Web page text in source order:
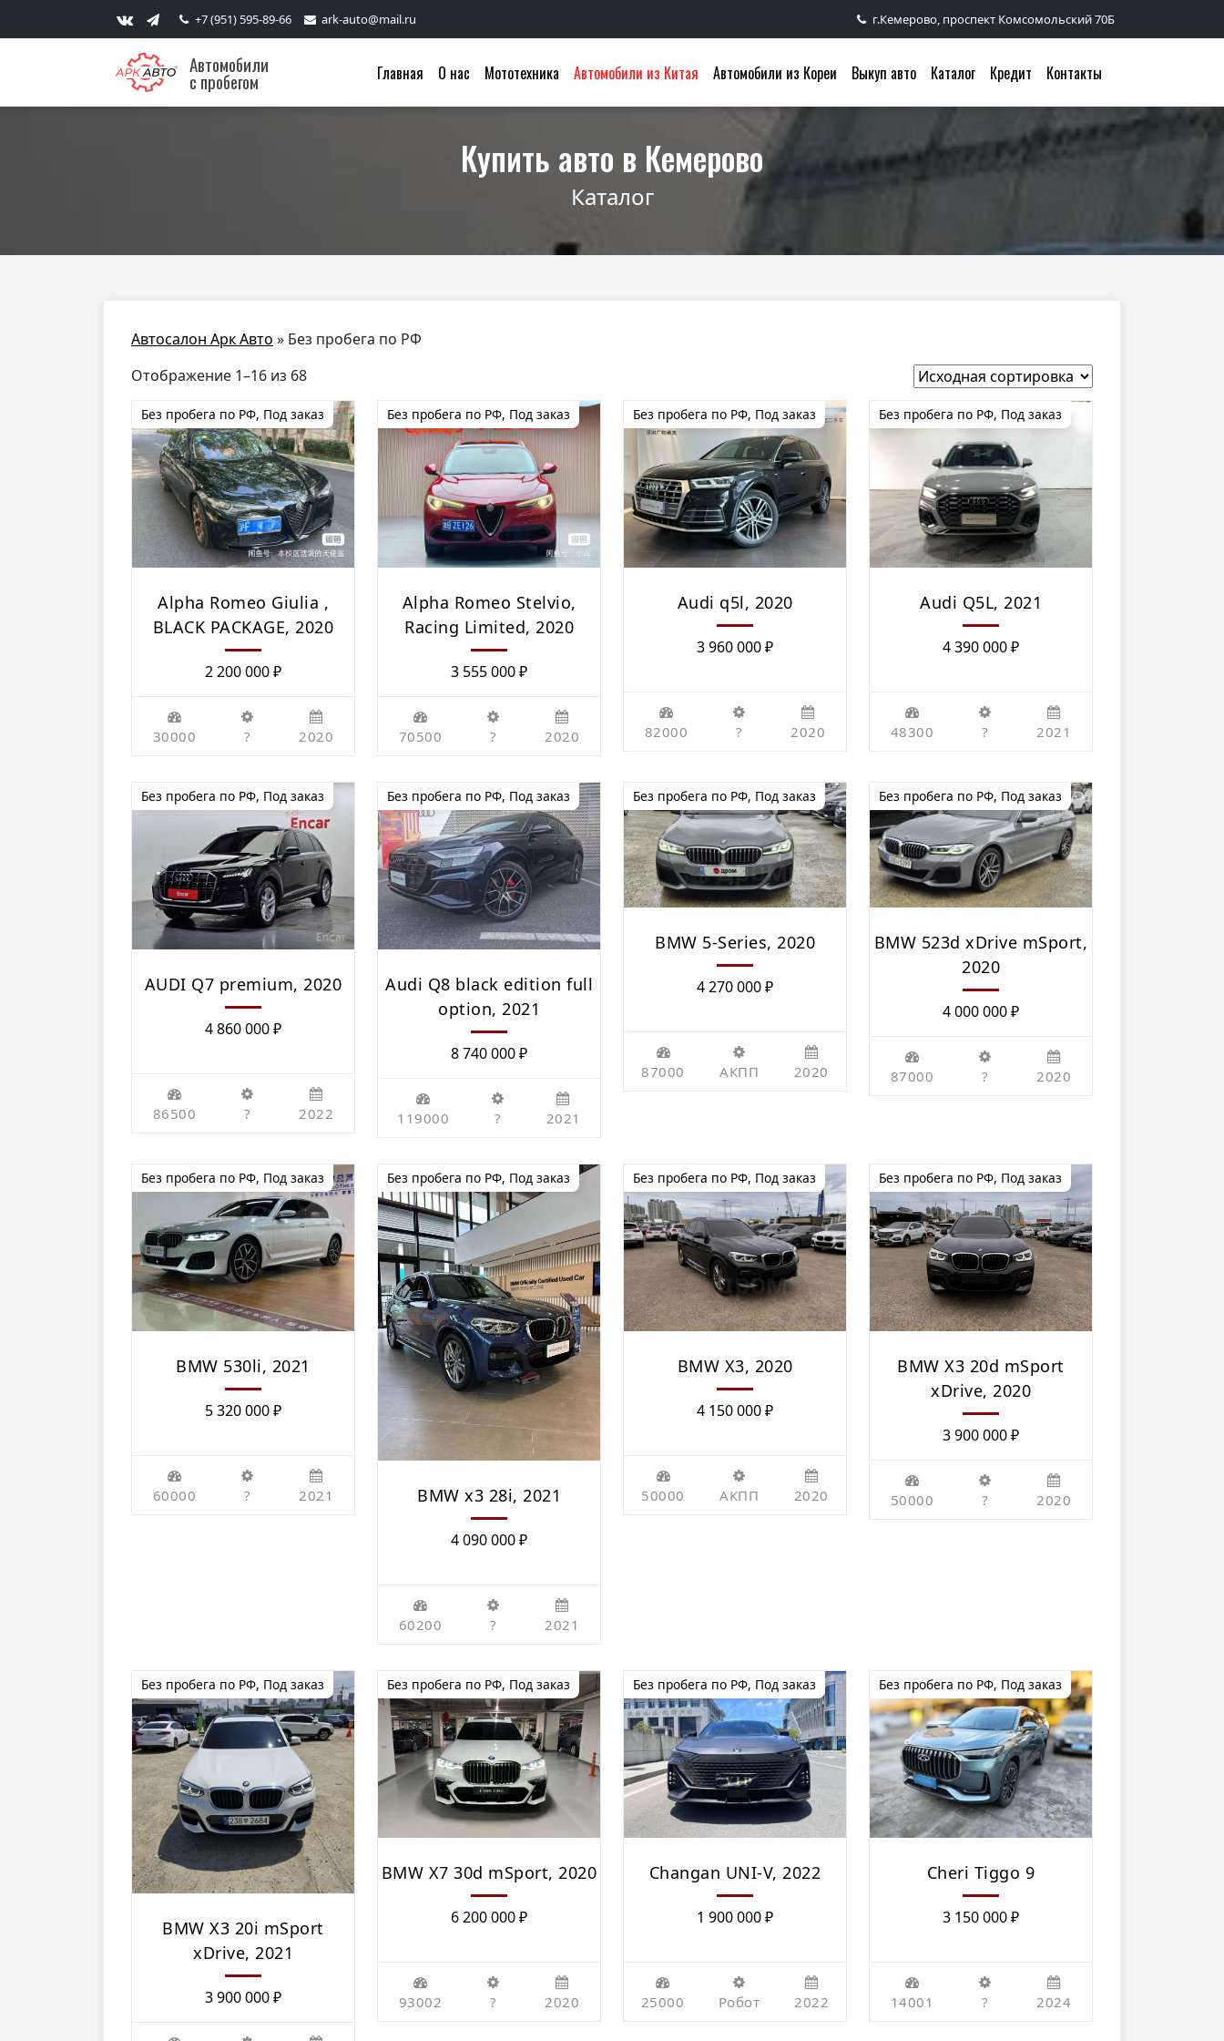
+7 (951) 595-89-66 ark-auto@mail.ru г.Кемерово, проспект Комсомольский 70Б
Автомобили
с пробегом Главная О нас Мототехника Автомобили из Китая Автомобили из Кореи Выкуп авто Каталог Кредит Контакты
Купить авто в Кемерово
Каталог
Автосалон Арк Авто » Без пробега по РФ
Отображение 1–16 из 68
Без пробега по РФ, Под заказ
Alpha Romeo Giulia ,
BLACK PACKAGE, 2020
2 200 000₽
30000 ? 2020
Без пробега по РФ, Под заказ
Alpha Romeo Stelvio,
Racing Limited, 2020
3 555 000₽
70500 ? 2020
Без пробега по РФ, Под заказ
Audi q5l, 2020
3 960 000₽
82000 ? 2020
Без пробега по РФ, Под заказ
Audi Q5L, 2021
4 390 000₽
48300 ? 2021
Без пробега по РФ, Под заказ
AUDI Q7 premium, 2020
4 860 000₽
86500 ? 2022
Без пробега по РФ, Под заказ
Audi Q8 black edition full
option, 2021
8 740 000₽
119000 ? 2021
Без пробега по РФ, Под заказ
BMW 5-Series, 2020
4 270 000₽
87000 АКПП 2020
Без пробега по РФ, Под заказ
BMW 523d xDrive mSport,
2020
4 000 000₽
87000 ? 2020
Без пробега по РФ, Под заказ
BMW 530li, 2021
5 320 000₽
60000 ? 2021
Без пробега по РФ, Под заказ
BMW x3 28i, 2021
4 090 000₽
60200 ? 2021
Без пробега по РФ, Под заказ
BMW X3, 2020
4 150 000₽
50000 АКПП 2020
Без пробега по РФ, Под заказ
BMW Х3 20d mSport
xDrive, 2020
3 900 000₽
50000 ? 2020
Без пробега по РФ, Под заказ
BMW Х3 20i mSport
xDrive, 2021
3 900 000₽
Без пробега по РФ, Под заказ
BMW Х7 30d mSport, 2020
6 200 000₽
93002 ? 2020
Без пробега по РФ, Под заказ
Changan UNI-V, 2022
1 900 000₽
25000 Робот 2022
Без пробега по РФ, Под заказ
Cheri Tiggo 9
3 150 000₽
14001 ? 2024